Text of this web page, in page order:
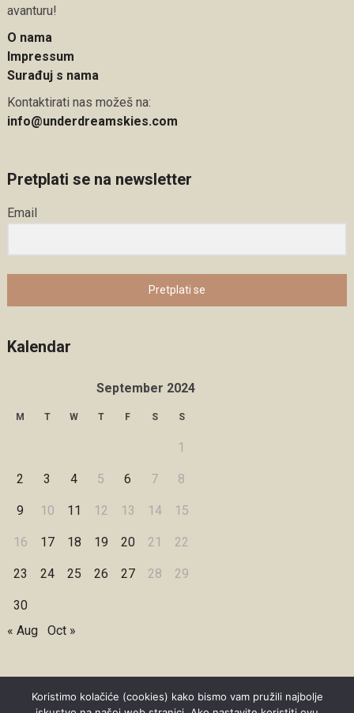
avanturu!
O nama
Impressum
Surađuj s nama
Kontaktirati nas možeš na:
info@underdreamskies.com
Pretplati se na newsletter
Email
Pretplati se
Kalendar
September 2024
M T W T F S S
1
2 3 4 5 6 7 8
9 10 11 12 13 14 15
16 17 18 19 20 21 22
23 24 25 26 27 28 29
30
« Aug
Oct »
Koristimo kolačiće (cookies) kako bismo vam pružili najbolje